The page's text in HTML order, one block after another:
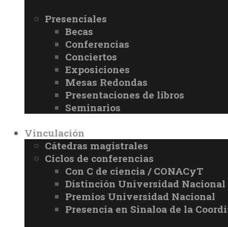
Presenciales
Becas
Conferencias
Conciertos
Exposiciones
Mesas Redondas
Presentaciones de libros
Seminarios
Vinculación
Cátedras magistrales
Ciclos de conferencias
Con C de ciencia / CONACyT
Distinción Universidad Nacional
Premios Universidad Nacional
Presencia en Sinaloa de la